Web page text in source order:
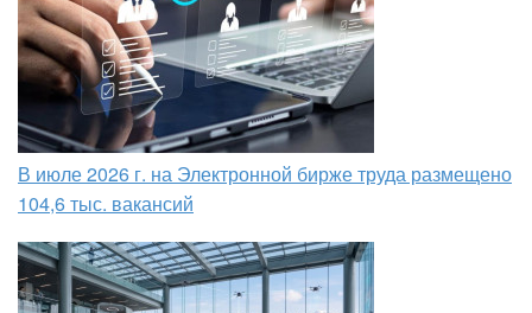
В июле 2026 г. на Электронной бирже труда размещено
104,6 тыс. вакансий